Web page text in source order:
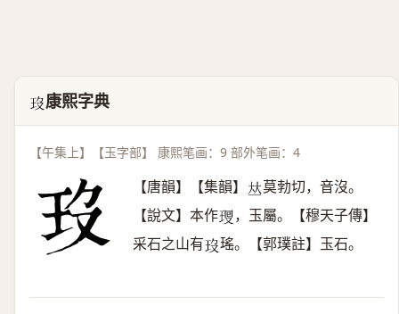
𤣻康熙字典
【午集上】【玉字部】 康熙笔画：9 部外笔画：4
【唐韻】【集韻】 𠀤莫勃切，音沒。
【說文】本作𤥜 ，玉屬。【穆天子傳】
采石之山有𤣻瑤。【郭璞註】玉石。